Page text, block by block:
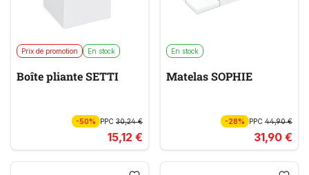
Prix de promotion En stock
Boîte pliante SETTI
-50% PPC 30,24 €
15,12 €
En stock
Matelas SOPHIE
-28% PPC44,90 €
31,90 €